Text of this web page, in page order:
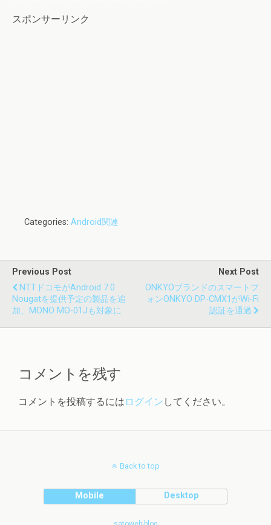
スポンサーリンク
Categories: Android関連
Previous Post
NTTドコモがAndroid 7.0
Nougatを提供予定の製品を追
加、MONO MO-01Jも対象に
Next Post
ONKYOブランドのスマートフ
ォンONKYO DP-CMX1がWi-Fi
認証を通過
コメントを残す
コメントを投稿するには ログイン してください。
Back to top
Mobile Desktop